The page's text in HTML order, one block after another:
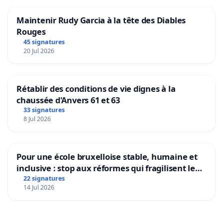
Maintenir Rudy Garcia à la tête des Diables
Rouges
45 signatures
20 Jul 2026
Rétablir des conditions de vie dignes à la
chaussée d'Anvers 61 et 63
33 signatures
8 Jul 2026
Pour une école bruxelloise stable, humaine et
inclusive : stop aux réformes qui fragilisent le
primaire
22 signatures
14 Jul 2026